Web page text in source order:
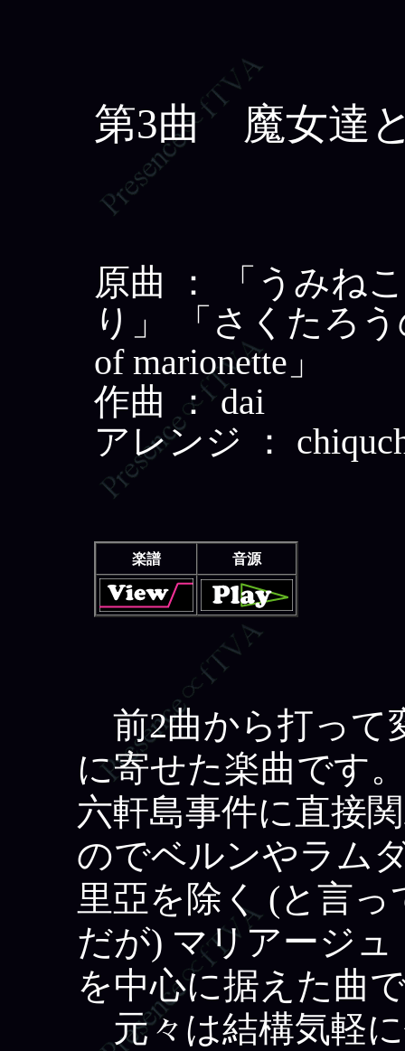
第3曲 魔女達
原曲 ： 「うみね
り」 「さくたろ
of marionette」
作曲 ： dai
アレンジ ：
楽譜 音源
前2曲から打って
に寄せた楽曲です
六軒島事件に直接
のでベルンやラム
里亞を除く (と言
だが) マリアージ
を中心に据えた曲
元々は結構気軽